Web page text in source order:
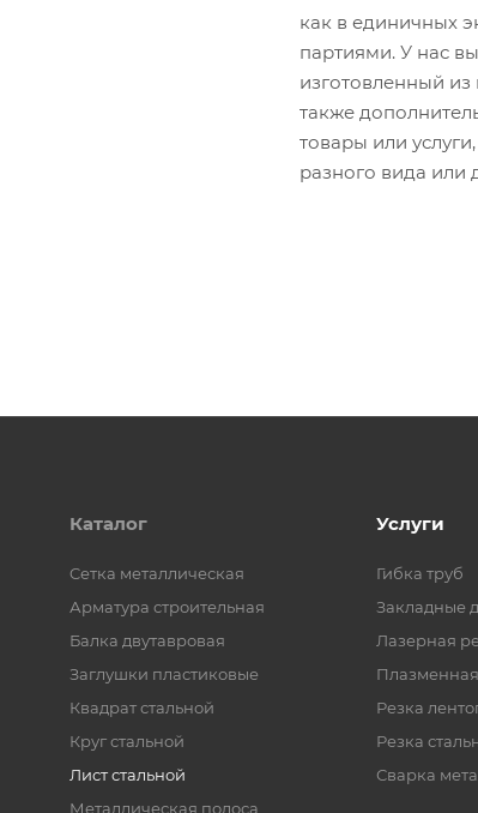
как в единичных
партиями. У нас
изготовленный из
также
товары или
разного вида или
Каталог
Cетка металлическая
Арматура строительная
Балка двутавровая
Заглушки пластиковые
Квадрат стальной
Круг стальной
Лист стальной
Металлическая полоса
Услуги
Гибка труб
Закладные
Лазерная
Резка
Резка
Сварка